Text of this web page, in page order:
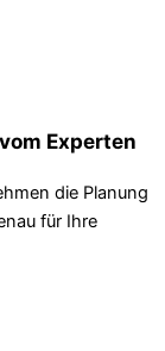
Experten
die Planung
für Ihre